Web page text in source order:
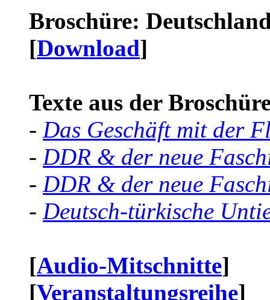
Broschüre:
[Download]
Texte aus der
- Das Geschäft mit der
- DDR & der neue
- DDR & der neue
- Deutsch-türkische
[Audio-Mitschnitte]
[Veranstaltungsreihe]